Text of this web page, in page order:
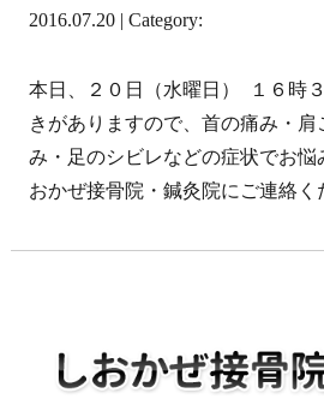
2016.07.20 | Category:
本日、２０日（水曜日） １６時
きがありますので、首の痛み・
み・足のシビレなどの症状でお悩
おかぜ接骨院・鍼灸院にご連絡く